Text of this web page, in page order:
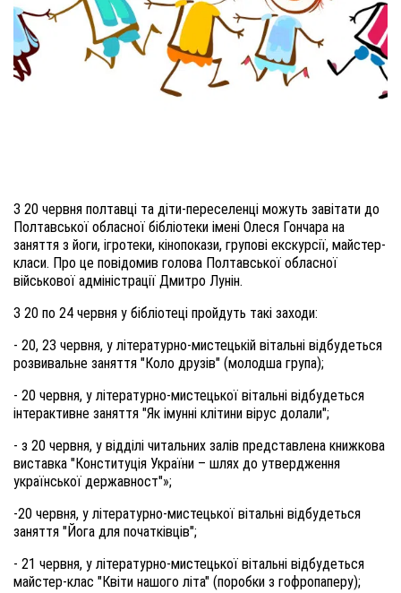
З 20 червня полтавці та діти-переселенці можуть завітати до
Полтавської обласної бібліотеки імені Олеся Гончара на
заняття з йоги, ігротеки, кінопокази, групові екскурсії, майстер-
класи. Про це повідомив голова Полтавської обласної
військової адміністрації Дмитро Лунін.
З 20 по 24 червня у бібліотеці пройдуть такі заходи:
- 20, 23 червня, у літературно-мистецькій вітальні відбудеться
розвивальне заняття "Коло друзів" (молодша група);
- 20 червня, у літературно-мистецької вітальні відбудеться
інтерактивне заняття "Як імунні клітини вірус долали";
- з 20 червня, у відділі читальних залів представлена книжкова
виставка "Конституція України – шлях до утвердження
української державност"»;
-20 червня, у літературно-мистецької вітальні відбудеться
заняття "Йога для початківців";
- 21 червня, у літературно-мистецької вітальні відбудеться
майстер-клас "Квіти нашого літа" (поробки з гофропаперу);